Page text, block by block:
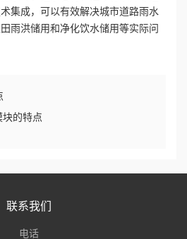
集成，可以有效解决城市道路雨水
雨洪储用和净化饮水储用等实际问
块的特点
联系我们
电话